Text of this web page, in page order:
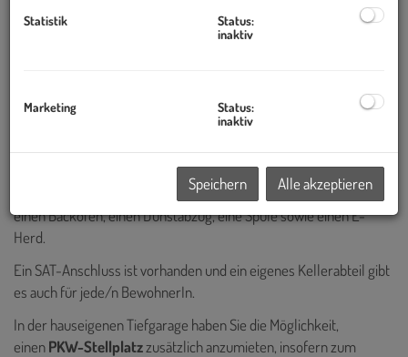
Mietwärmemengenzähler.
Zur vorhandenen Ausstattung zählen eineKüche
Die Küche umfasst einen Kühlschrank, einen Geschirrspüler,
einen Backofen, einen Dunstabzug, eine Spüle sowie einen E-
Herd.
Ein SAT-Anschluss ist vorhanden und ein eigenes Kellerabteil gibt
es auch für jede/n BewohnerIn.
In der hauseigenen Tiefgarage haben Sie die Möglichkeit,
einenPKW-Stellplatzzusätzlich anzumieten, insofern zum
Statistik
Status:
inaktiv
Marketing
Status:
inaktiv
Speichern Alle akzeptieren